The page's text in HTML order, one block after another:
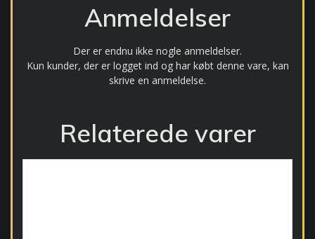
Anmeldelser
Der er endnu ikke nogle anmeldelser.
Kun kunder, der er logget ind og har købt denne vare, kan
skrive en anmeldelse.
Relaterede varer